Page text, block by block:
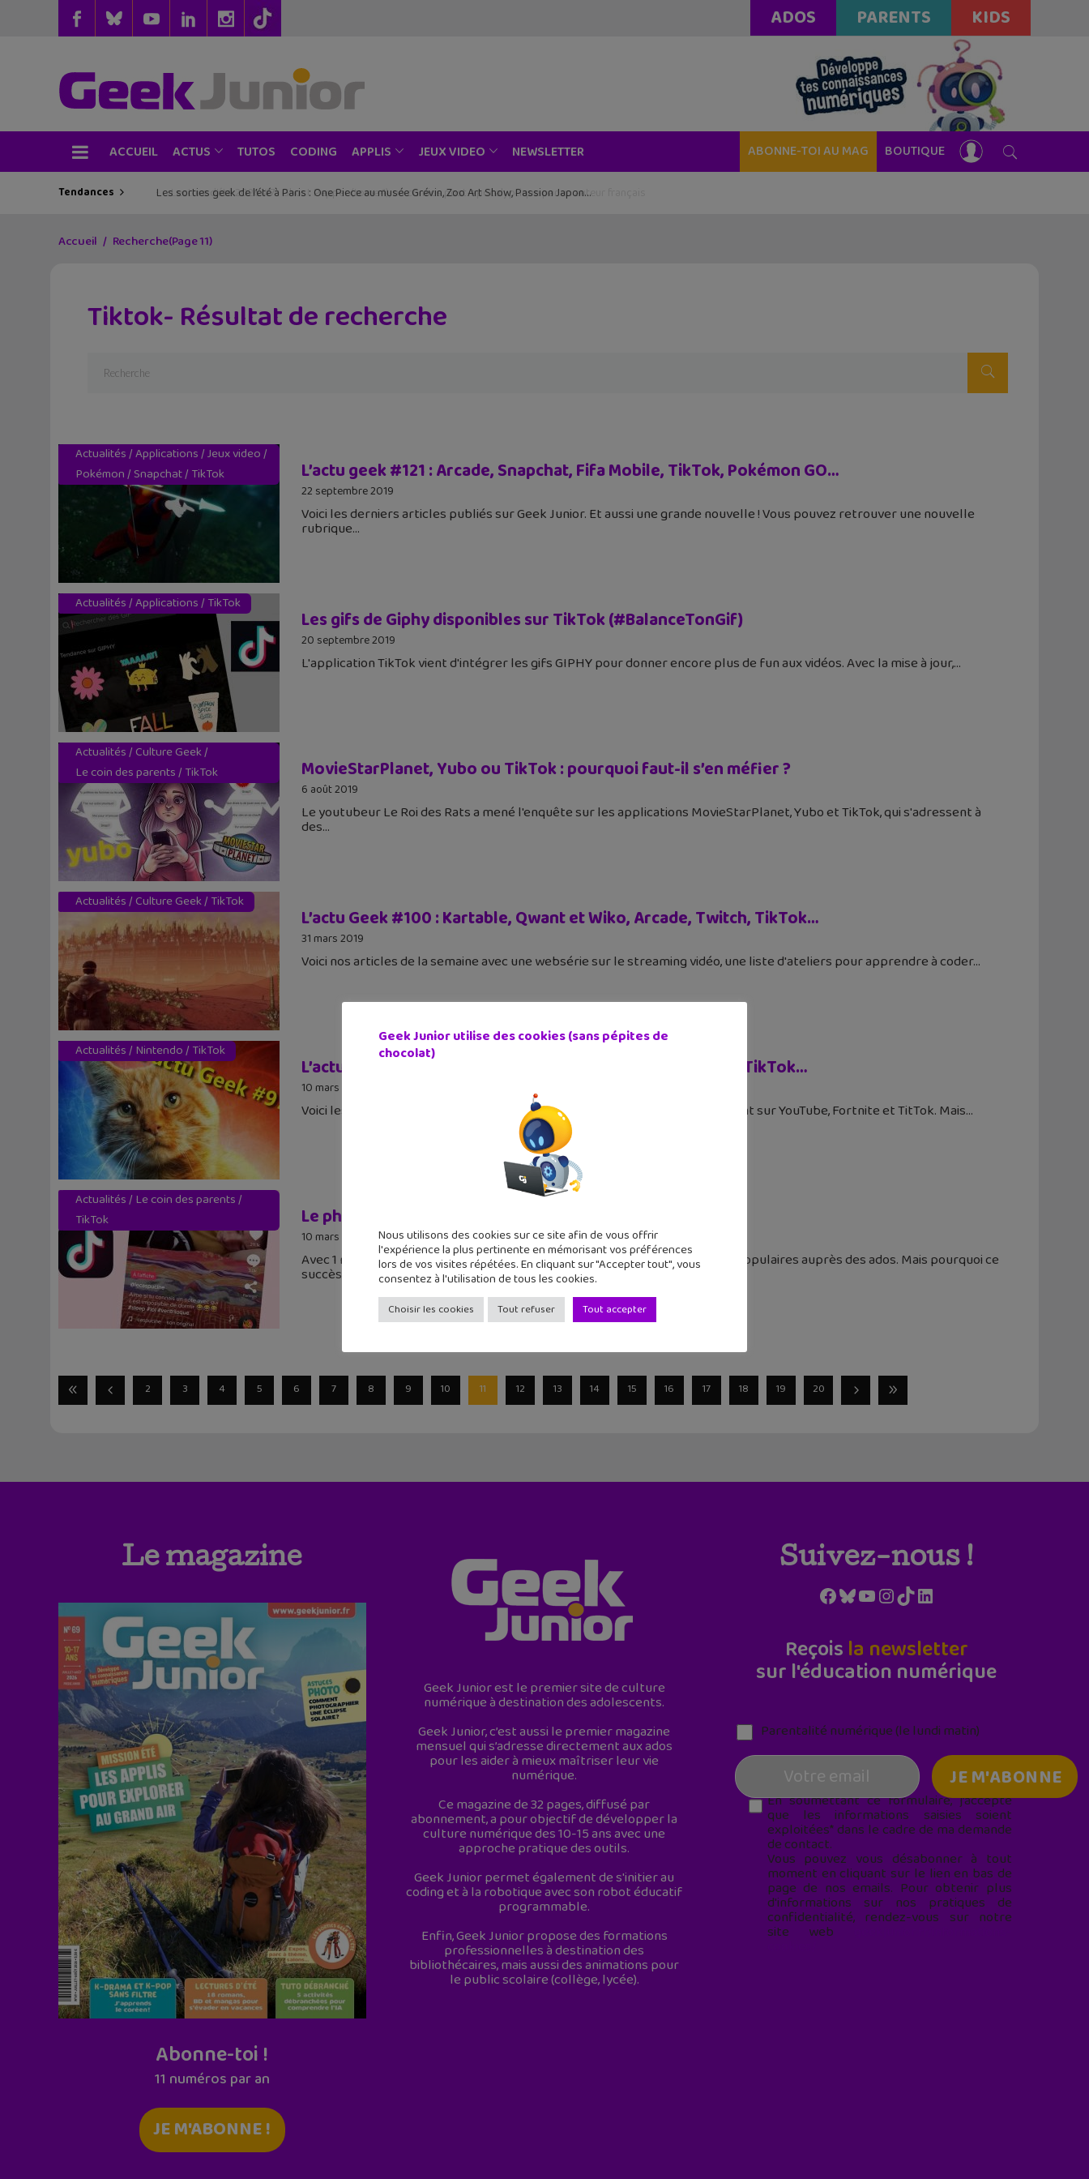
ADOS PARENTS KIDS
ACCUEIL ACTUS TUTOS CODING APPLIS JEUX VIDEO NEWSLETTER ABONNE-TOI AU MAG BOUTIQUE
Tendances Les sorties geek de l’été à Paris : One Piece au musée Grévin, Zoo Art Show, Passion Japon…
Accueil Recherche(Page 11)
Tiktok- Résultat de recherche
Actualités/Applications/Jeux video/
Pokémon/ Snapchat/ TikTok L’actu geek #121 : Arcade, Snapchat, Fifa Mobile, TikTok, Pokémon GO…
22 septembre 2019
Voici les derniers articles publiés sur Geek Junior. Et aussi une grande nouvelle ! Vous pouvez retrouver une nouvelle
rubrique
Actualités/Applications/ TikTok
Les gifs de Giphy disponibles sur TikTok (#BalanceTonGif)
20 septembre 2019
L'application TikTok vient d'intégrer les gifs GIPHY pour donner encore plus de fun aux vidéos. Avec la mise à jour,
Actualités/ Culture Geek/
Le coin des parents/ TikTok MovieStarPlanet, Yubo ou TikTok : pourquoi faut-il s’en méfier ?
6 août 2019
Le youtubeur Le Roi des Rats a mené l'enquête sur les applications MovieStarPlanet, Yubo et TikTok, qui s'adressent à
des
Actualités/ Culture Geek/ TikTok
L’actu Geek #100 : Kartable, Qwant et Wiko, Arcade, Twitch, TikTok…
31 mars 2019
Voici nos articles de la semaine avec une websérie sur le streaming vidéo, une liste d'ateliers pour apprendre à coder
Actualités/ Nintendo/ TikTok
L’actu Geek #97 : Nintendo Labo kit VR, YouTube, Fortnite, TikTok…
10 mars 2019
Voici les articles publiés au cours de la semaine avec des questions qui fâchent sur YouTube, Fortnite et TitTok. Mais
Actualités/ Le coin des parents/
TikTok
Le phénomène TikTok expliqué à tes parents
10 mars 2019
Avec 1 milliard de téléchargement, TikTok est une des applications les plus populaires auprès des ados. Mais pourquoi ce
succès
2 3 4 5 6 7 8 9 10 11 12 13 14 15 16 17 18 19 20
Le magazine
Abonne-toi !
11 numéros par an
JE M'ABONNE !
Geek Junior est le premier site de culture
numérique à destination des adolescents.
Geek Junior, c’est aussi le premier magazine
mensuel qui s’adresse directement aux ados
pour les aider à mieux maîtriser leur vie
numérique.
Ce magazine de 32 pages, diffusé par
abonnement, a pour objectif de développer la
culture numérique des 10-15 ans avec une
approche pratique des outils.
Geek Junior permet également de s'initier au
coding et à la robotique avec son robot éducatif
programmable.
Enfin, Geek Junior propose des formations
professionnelles à destination des
bibliothécaires, mais aussi des animations pour
le public scolaire (collège, lycée).
Suivez-nous !
Facebook
Bluesky
YouTube
Instagram
TikTokLinkedIn
Reçois la newsletter
sur l'éducation numérique
Parentalité numérique (le lundi matin)
En soumettant ce formulaire, j’accepte
que les informations saisies soient
exploitées* dans le cadre de ma demande
de contact.
Vous pouvez vous désabonner à tout
moment en cliquant sur le lien en bas de
page de nos emails. Pour obtenir plus
d'informations sur nos pratiques de
confidentialité, rendez-vous sur notre
site web
Geek Junior utilise des cookies (sans pépites de
chocolat)
Nous utilisons des cookies sur ce site afin de vous offrir
l'expérience la plus pertinente en mémorisant vos préférences
lors de vos visites répétées. En cliquant sur "Accepter tout", vous
consentez à l'utilisation de tous les cookies.
Choisir les cookies Tout refuser Tout accepter